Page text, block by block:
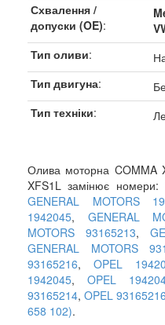
Схвалення /
допуски (OE):
Тип оливи:
Тип двигуна:
Тип техніки:
Олива моторна COMMA
XFS1L замінює номери:
GENERAL MOTORS
1942045, GENERAL
MOTORS 93165213,
GENERAL MOTORS
93165216, OPEL
1942045, OPEL
93165214, OPEL 93165216
658 102).